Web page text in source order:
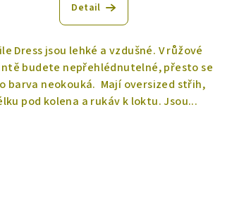
Detail
Dress jsou lehké a vzdušné. V růžové
budete nepřehlédnutelné, přesto se
barva neokouká. Mají oversized střih,
pod kolena a rukáv k loktu. Jsou...